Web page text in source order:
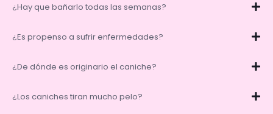
¿Hay que bañarlo todas las semanas?
¿Es propenso a sufrir enfermedades?
¿De dónde es originario el caniche?
¿Los caniches tiran mucho pelo?